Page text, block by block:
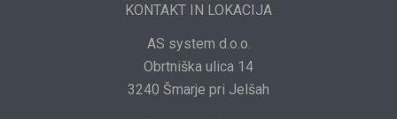
KONTAKT IN LOKACIJA
AS system d.o.o.
Obrtniška ulica 14
3240 Šmarje pri Jelšah